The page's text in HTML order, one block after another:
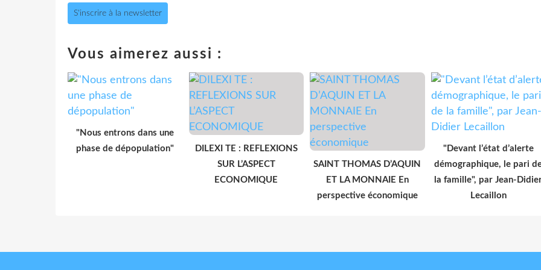
S'inscrire à la newsletter
Vous aimerez aussi :
"Nous entrons dans une
phase de dépopulation"
DILEXI TE : REFLEXIONS
SUR L’ASPECT
ECONOMIQUE
SAINT THOMAS D’AQUIN
ET LA MONNAIE En
perspective économique
"Devant l’état d’alerte
démographique, le pari
la famille", par Jean-
Lecaillon